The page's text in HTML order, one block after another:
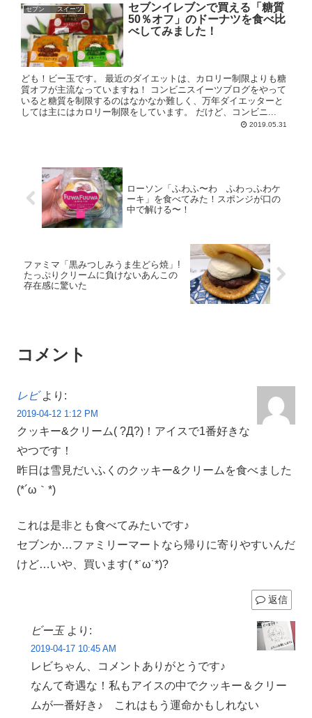
セブン スイーツ
セブンイレブンで買える「糖質
50％オフ」のドーナツを食べ比
べしてみました！
ども！ビー玉です。 最近のダイエットは、カロリー制限よりも糖
質オフが主流なっていますね！ コンビニスイーツブログをやって
いると糖質を制限するのはなかなか難しく、万年ダイエッターと
しては主にはカロリー制限をしています。 だけど、コンビニ...
2019.05.31
ローソン「ふわふ〜わ ふわっふわケ
ーキ」を食べてみた！スポンジが口の
中で解ける〜！
ファミマ「黒みつしみうま生どら焼」!
たっぷりクリームに負けないあんこの
存在感に驚いた
コメント
レビ より:
2019-04-12 1:12 PM
クッキー&クリーム( ?Д?)！アイスで1番好きな
やつです！
昨日は雪見だいふくのクッキー&クリームを食べました
(*´ω｀*)
これは是非とも食べてみたいです♪
セブンか…ファミリーマートなら帰りに寄りやすいんだ
けど…いや、買います( *˙ω˙*)?
返信
ビー玉 より:
2019-04-17 10:45 AM
レビちゃん、コメントありがとうです♪
なんて奇遇な！私もアイスの中でクッキー＆クリー
ムが一番好き♪ これはもう運命かもしれない